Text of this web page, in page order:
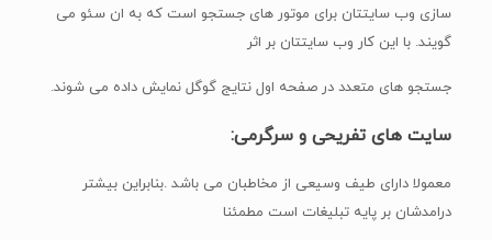
سازی وب سایتتان برای موتور های جستجو است که به ان سئو می
گویند. با این کار وب سایتتان بر اثر
جستجو های متعدد در صفحه اول نتایج گوگل نمایش داده می شوند.
سایت های تفریحی و سرگرمی:
معمولا دارای طیف وسیعی از مخاطبان می باشد .بنابراین بیشتر
درامدشان بر پایه تبلیغات است مطمئنا